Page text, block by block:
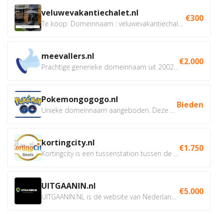
veluwevakantiechalet.nl €300
meevallers.nl €2.000
Pokemongogogo.nl Bieden
kortingcity.nl €1.750
UITGAANIN.nl €5.000